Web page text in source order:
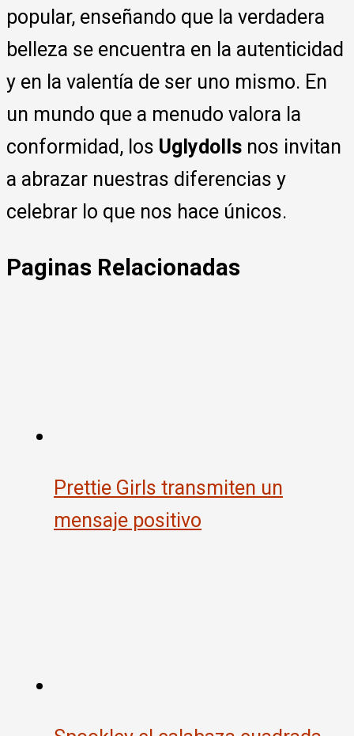
popular, enseñando que la verdadera
belleza se encuentra en la autenticidad
y en la valentía de ser uno mismo. En
un mundo que a menudo valora la
conformidad, los Uglydolls nos invitan
a abrazar nuestras diferencias y
celebrar lo que nos hace únicos.
Paginas Relacionadas
Prettie Girls transmiten un
mensaje positivo